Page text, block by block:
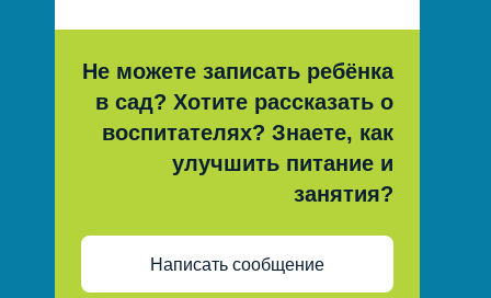
Не можете записать ребёнка
в сад? Хотите рассказать о
воспитателях? Знаете, как
улучшить питание и
занятия?
Написать сообщение